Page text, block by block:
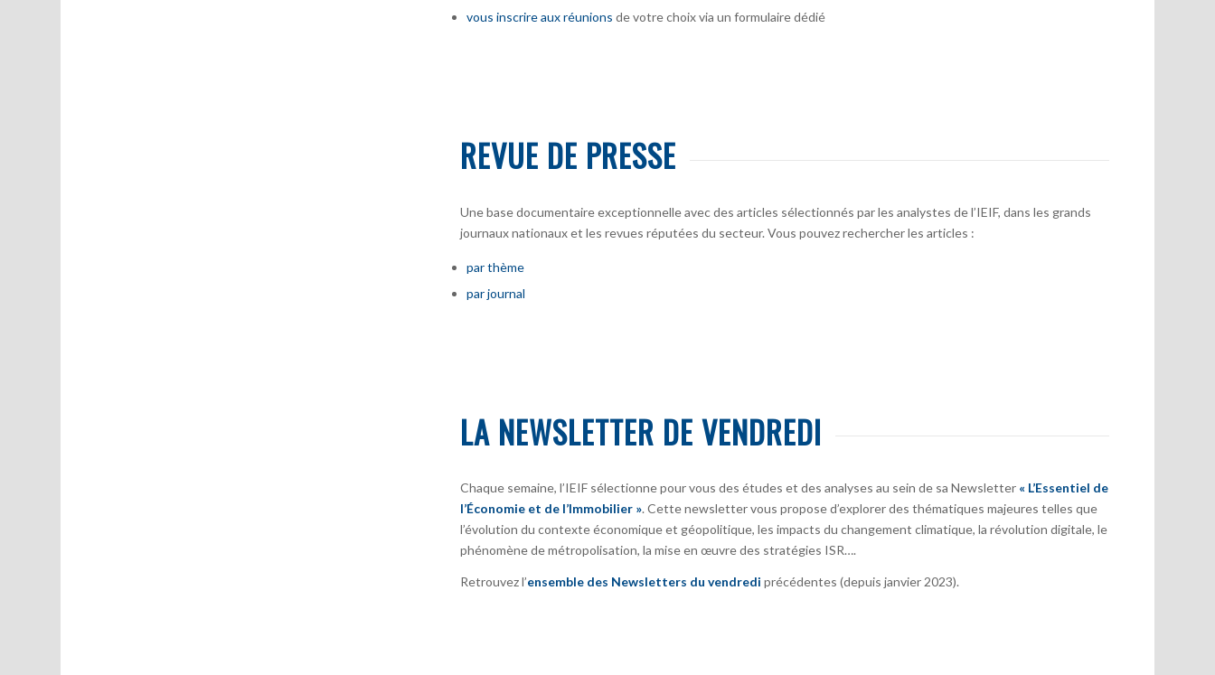
vous inscrireaux réunions de votre choix via un formulaire dédié
REVUE DE PRESSE
Une base documentaire exceptionnelle avec des articles sélectionnés par les analystes de l’IEIF, dans les grands
journaux nationaux et les revues réputées du secteur. Vous pouvez rechercher les articles :
par thème
par journal
LA NEWSLETTER DE VENDREDI
Chaque semaine, l’IEIF sélectionne pour vous des études et des analyses au sein de sa Newsletter « L’Essentiel de
l’Économie et de l’Immobilier ». Cette newsletter vous propose d’explorer des thématiques majeures telles que
l’évolution du contexte économique et géopolitique, les impacts du changement climatique, la révolution digitale, le
phénomène de métropolisation, la mise en œuvre des stratégies ISR….
Retrouvez l’ensemble des Newsletters du vendredi précédentes (depuis janvier 2023).